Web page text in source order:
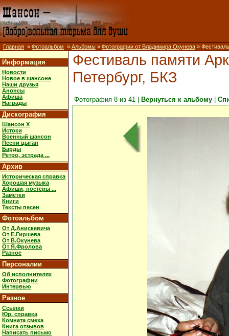
Главная » Фотоальбом » Альбомы » Фотографии от Владимира Окунева »
Информация
Новости
Новое в шансоне
Наши друзья
Анонсы
Афиша
Награды
Дискография
Шансон X
Истоки
Военный шансон
Песни цыган
Барды
Ретро, эстрада ...
Архив
Историческая справка
Хорошая музыка
Афиши, постеры ...
Заметки
Книги
Тексты песен
Фотоальбом
От Д.Анискевича
От Е.Гиршева
От В.Окунева
От Я.Фролова
Разное
Персоналии
Об исполнителях
Фотографии
Интервью
Разное
Ссылки
Юр. справка
Комната смеха
Книга отзывов
Написать письмо
Фестиваль памяти
Петербург, БКЗ
Фотография 8 из 41 | Вернуться к альбому